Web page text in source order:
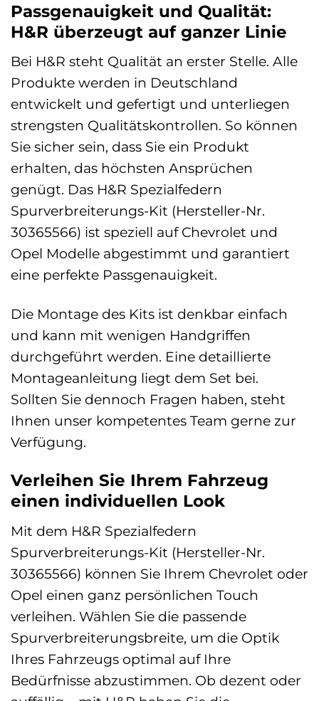
Passgenauigkeit und Qualität:
H&R überzeugt auf ganzer Linie
Bei H&R steht Qualität an erster Stelle. Alle
Produkte werden in Deutschland
entwickelt und gefertigt und unterliegen
strengsten Qualitätskontrollen. So können
Sie sicher sein, dass Sie ein Produkt
erhalten, das höchsten Ansprüchen
genügt. Das H&R Spezialfedern
Spurverbreiterungs-Kit (Hersteller-Nr.
30365566) ist speziell auf Chevrolet und
Opel Modelle abgestimmt und garantiert
eine perfekte Passgenauigkeit.
Die Montage des Kits ist denkbar einfach
und kann mit wenigen Handgriffen
durchgeführt werden. Eine detaillierte
Montageanleitung liegt dem Set bei.
Sollten Sie dennoch Fragen haben, steht
Ihnen unser kompetentes Team gerne zur
Verfügung.
Verleihen Sie Ihrem Fahrzeug
einen individuellen Look
Mit dem H&R Spezialfedern
Spurverbreiterungs-Kit (Hersteller-Nr.
30365566) können Sie Ihrem Chevrolet oder
Opel einen ganz persönlichen Touch
verleihen. Wählen Sie die passende
Spurverbreiterungsbreite, um die Optik
Ihres Fahrzeugs optimal auf Ihre
Bedürfnisse abzustimmen. Ob dezent oder